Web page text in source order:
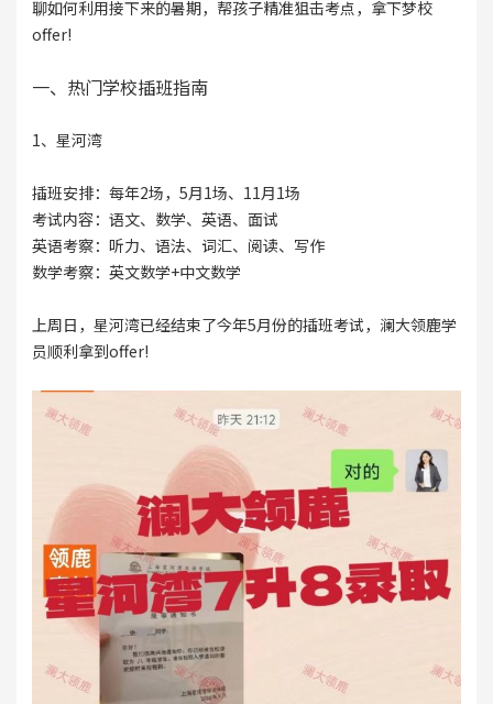
聊如何利用接下来的暑期，帮孩子精准狙击考点，拿下梦校
offer!
一、热门学校插班指南
1、星河湾
插班安排：每年2场，5月1场、11月1场
考试内容：语文、数学、英语、面试
英语考察：听力、语法、词汇、阅读、写作
数学考察：英文数学+中文数学
上周日，星河湾已经结束了今年5月份的插班考试，澜大领鹿学
员顺利拿到offer!